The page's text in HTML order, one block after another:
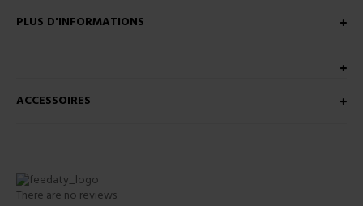
PLUS D'INFORMATIONS
ACCESSOIRES
There are no reviews